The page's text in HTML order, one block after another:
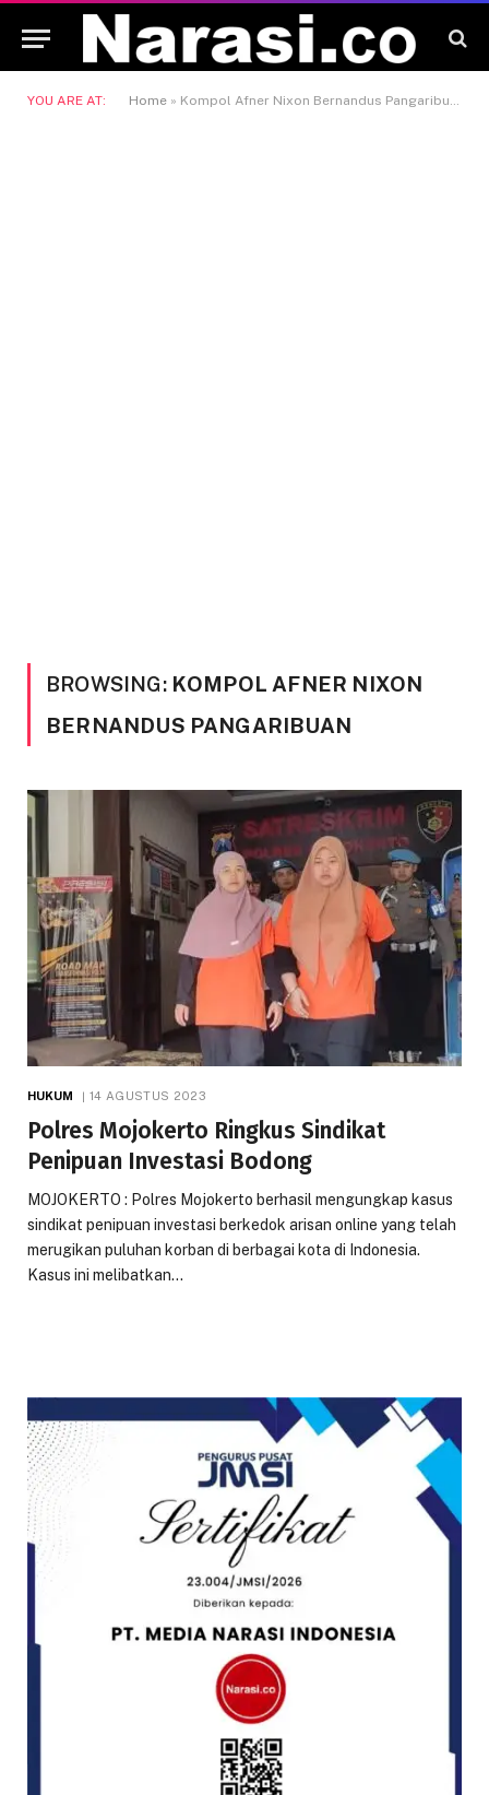
YOU ARE AT: Home » Kompol Afner Nixon Bernandus Pangaribuan
BROWSING: KOMPOL AFNER NIXON
BERNANDUS PANGARIBUAN
HUKUM 14 AGUSTUS 2023
Polres Mojokerto Ringkus Sindikat
Penipuan Investasi Bodong
MOJOKERTO : Polres Mojokerto berhasil mengungkap kasus
sindikat penipuan investasi berkedok arisan online yang telah
merugikan puluhan korban di berbagai kota di Indonesia.
Kasus ini melibatkan…